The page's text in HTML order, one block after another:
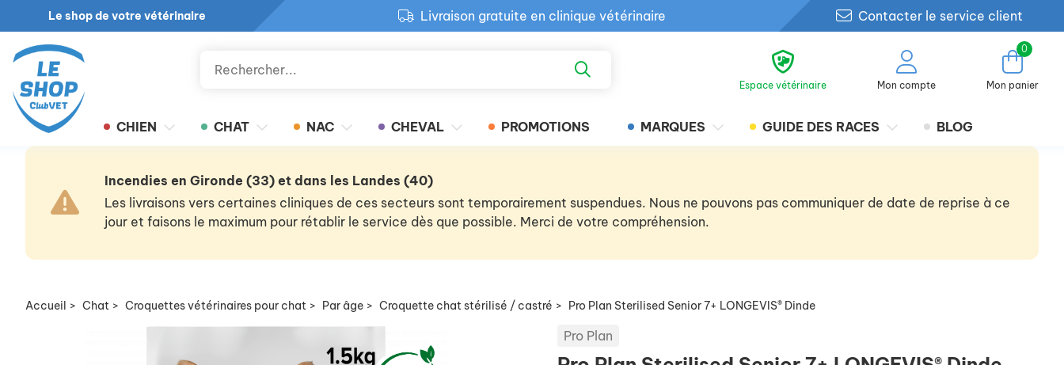
Le shop de votre vétérinaire
Livraison gratuite en clinique vétérinaire
Retour produit gratuit en clinique
Contacter le service client
Espace vétérinaire Mon compte
0
Mon panier
CHIEN CHAT NAC CHEVAL PROMOTIONS MARQUES GUIDE DES RACES BLOG
Incendies en Gironde (33) et dans les Landes (40)
Les livraisons vers certaines cliniques de ces secteurs sont temporairement suspendues. Nous ne pouvons pas communiquer de date de reprise à ce
jour et faisons le maximum pour rétablir le service dès que possible. Merci de votre compréhension.
Accueil > Chat > Croquettes vétérinaires pour chat > Par âge > Croquette chat stérilisé / castré > Pro Plan Sterilised Senior 7+ LONGEVIS® Dinde
Pro Plan